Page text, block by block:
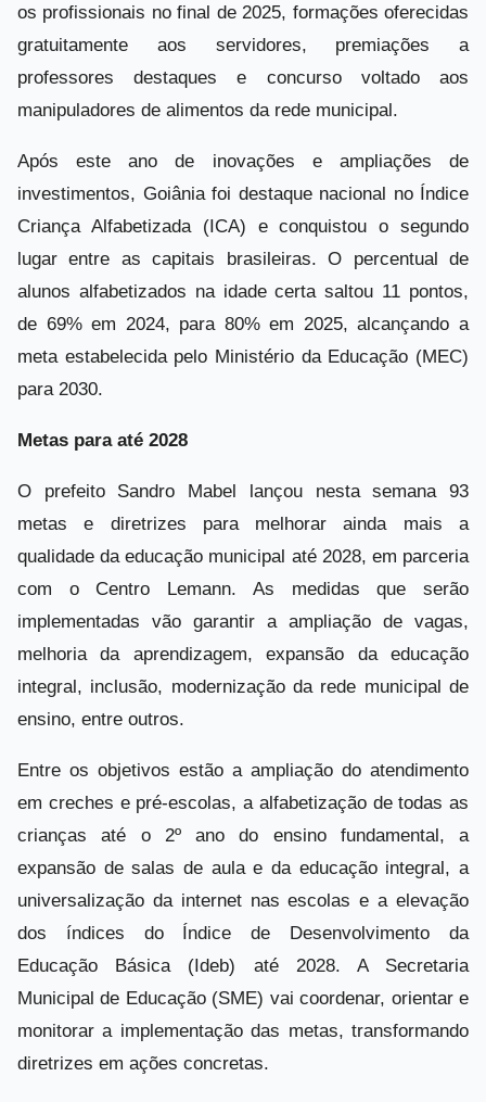
os profissionais no final de 2025, formações oferecidas
gratuitamente aos servidores, premiações a
professores destaques e concurso voltado aos
manipuladores de alimentos da rede municipal.
Após este ano de inovações e ampliações de
investimentos, Goiânia foi destaque nacional no Índice
Criança Alfabetizada (ICA) e conquistou o segundo
lugar entre as capitais brasileiras. O percentual de
alunos alfabetizados na idade certa saltou 11 pontos,
de 69% em 2024, para 80% em 2025, alcançando a
meta estabelecida pelo Ministério da Educação (MEC)
para 2030.
Metas para até 2028
O prefeito Sandro Mabel lançou nesta semana 93
metas e diretrizes para melhorar ainda mais a
qualidade da educação municipal até 2028, em parceria
com o Centro Lemann. As medidas que serão
implementadas vão garantir a ampliação de vagas,
melhoria da aprendizagem, expansão da educação
integral, inclusão, modernização da rede municipal de
ensino, entre outros.
Entre os objetivos estão a ampliação do atendimento
em creches e pré-escolas, a alfabetização de todas as
crianças até o 2º ano do ensino fundamental, a
expansão de salas de aula e da educação integral, a
universalização da internet nas escolas e a elevação
dos índices do Índice de Desenvolvimento da
Educação Básica (Ideb) até 2028. A Secretaria
Municipal de Educação (SME) vai coordenar, orientar e
monitorar a implementação das metas, transformando
diretrizes em ações concretas.